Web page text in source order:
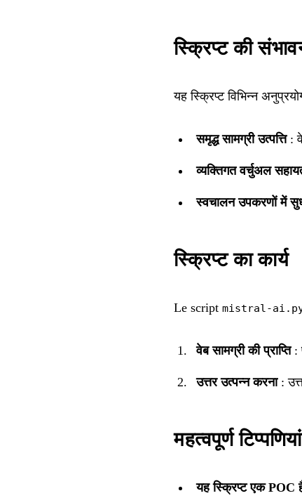
स्क्रिप्ट की
यह स्क्रिप्ट विभिन्न
समृद्ध सामग्री उत्पत्ति:
व्यक्तिगत वर्चुअल
स्वचालन उपकरणों में
स्क्रिप्ट का कार्य
Le script mistral-
वेब सामग्री की प्राप्ति:
उत्तर उत्पन्न करना:
महत्वपूर्ण टिप्पणियां
यह स्क्रिप्ट एक POC